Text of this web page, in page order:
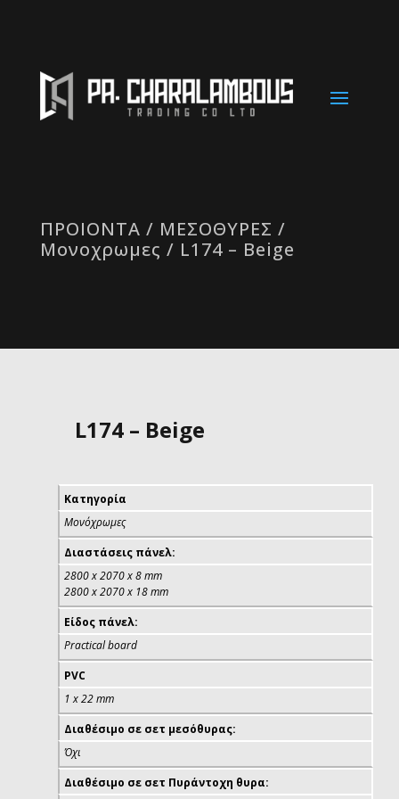
ΠΡΟΙΟΝΤΑ / ΜΕΣΟΘΥΡΕΣ /
Μονοχρωμες / L174 – Beige
L174 – Beige
Κατηγορία
Μονόχρωμες
Διαστάσεις πάνελ:
2800 x 2070 x 8 mm
2800 x 2070 x 18 mm
Είδος πάνελ:
Practical board
PVC
1 x 22 mm
Διαθέσιμο σε σετ μεσόθυρας:
Όχι
Διαθέσιμο σε σετ Πυράντοχη θυρα: